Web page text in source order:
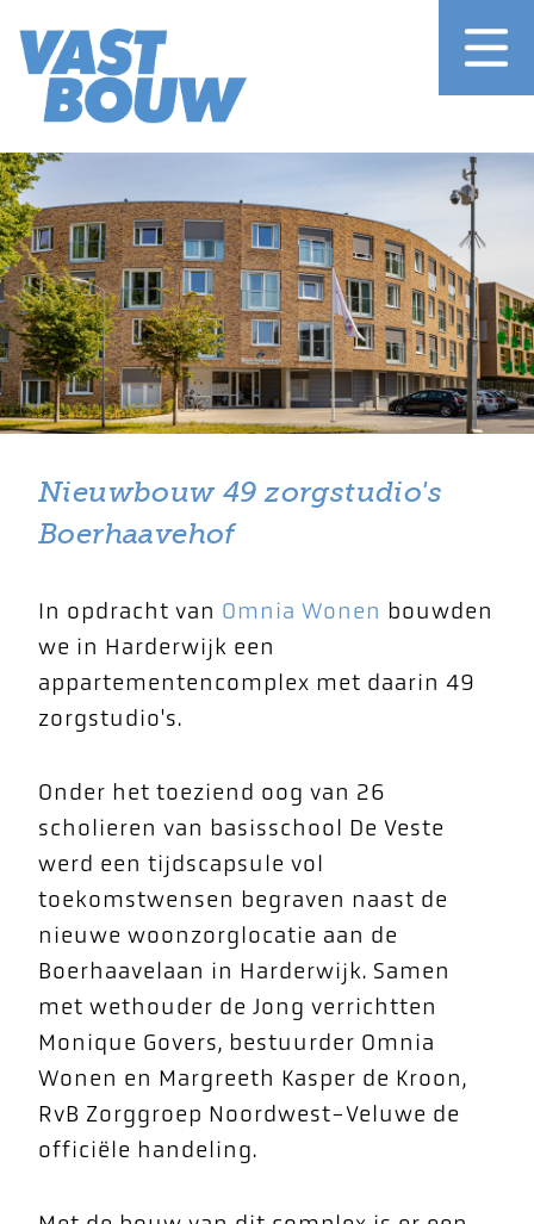
Nieuwbouw 49 zorgstudio's
Boerhaavehof
In opdracht van Omnia Wonen bouwden
we in Harderwijk een
appartementencomplex met daarin 49
zorgstudio's.
Onder het toeziend oog van 26
scholieren van basisschool De Veste
werd een tijdscapsule vol
toekomstwensen begraven naast de
nieuwe woonzorglocatie aan de
Boerhaavelaan in Harderwijk. Samen
met wethouder de Jong verrichtten
Monique Govers, bestuurder Omnia
Wonen en Margreeth Kasper de Kroon,
RvB Zorggroep Noordwest-Veluwe de
officiële handeling.